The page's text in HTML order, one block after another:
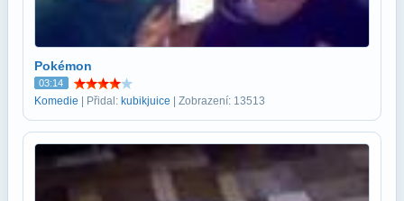
Pokémon
03:14
Komedie | Přidal: kubikjuice | Zobrazení: 13513